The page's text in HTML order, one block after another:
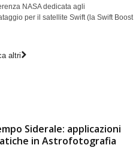
NASA dedicata agli
per il satellite Swift (la Swift Boost
altri
Siderale: applicazioni
in Astrofotografia